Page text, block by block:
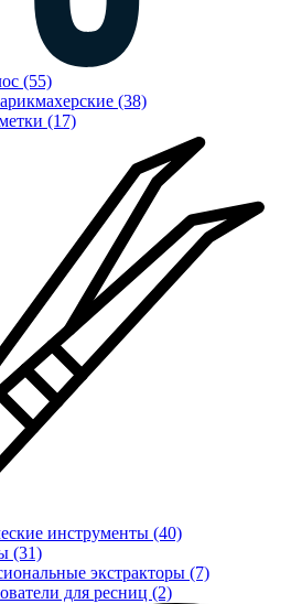
(55)
(38)
(17)
инструменты (40)
(31)
экстракторы (7)
для ресниц (2)